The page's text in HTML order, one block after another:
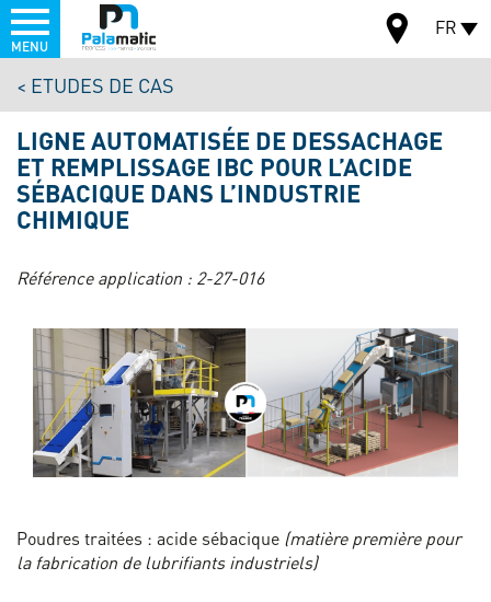
au
contenu
principal
Menu
CARTE
FR
MENU
ETUDES DE CAS
LIGNE AUTOMATISÉE DE DESSACHAGE
ET REMPLISSAGE IBC POUR L’ACIDE
SÉBACIQUE DANS L’INDUSTRIE
CHIMIQUE
Référence application : 2-27-016
Poudres traitées : acide sébacique (matière première pour
la fabrication de lubrifiants industriels)